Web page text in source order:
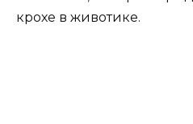
крохе в животике.